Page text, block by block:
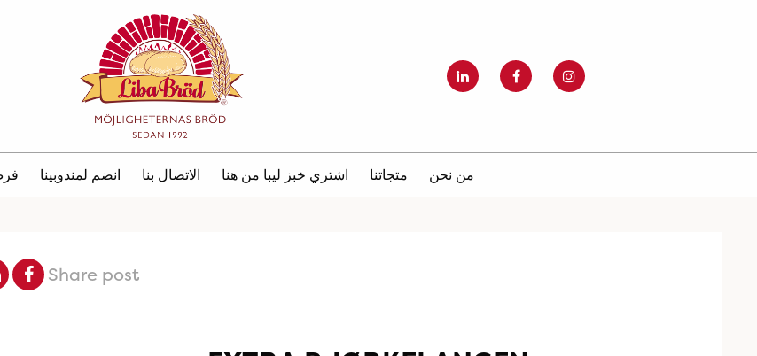
من نحن متجاتنا اشتري خبز ليبا من هنا الاتصال بنا انضم لمندوبينا
Share post